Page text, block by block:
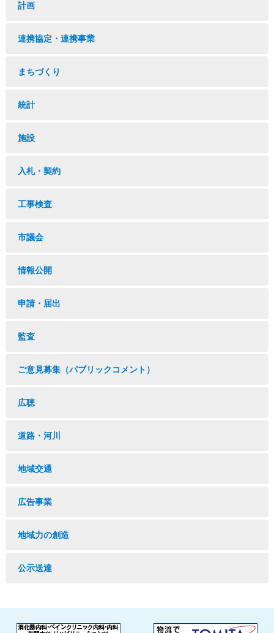
計画
連携協定・連携事業
まちづくり
統計
施設
入札・契約
工事検査
市議会
情報公開
申請・届出
監査
ご意見募集（パブリックコメント）
広聴
道路・河川
地域交通
広告事業
地域力の創造
公示送達